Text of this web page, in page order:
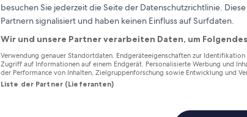
besuchen Sie jederzeit die Seite der Datenschutzrichtlinie.
Partnern signalisiert und haben keinen Einfluss auf Surfdaten.
Wir und unsere Partner verarbeiten Daten, um
Verwendung genauer Standortdaten. Endgeräteeigenschaften zur
Zugriff auf Informationen auf einem Endgerät. Personalisierte Werbung und
der Performance von Inhalten, Zielgruppenforschung sowie Entwicklung und
Liste der Partner (Lieferanten)